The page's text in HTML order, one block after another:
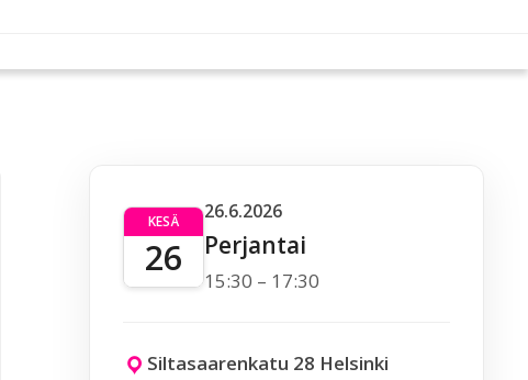
KESÄ
26
26.6.2026
Perjantai
15:30 – 17:30
Siltasaarenkatu 28 Helsinki